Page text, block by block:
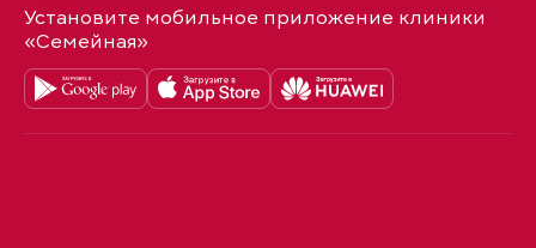
Установите мобильное приложение клиники
«Семейная»